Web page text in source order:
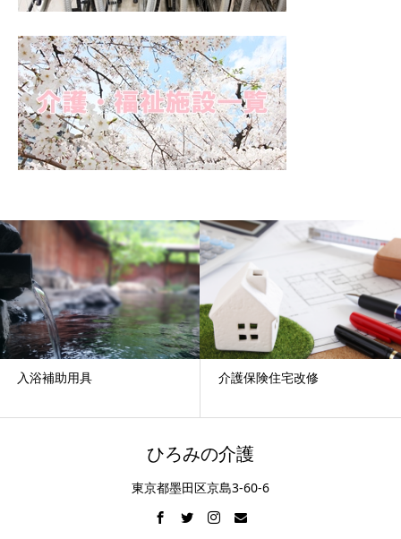
入浴補助用具 介護保険住宅改修
ひろみの介護
東京都墨田区京島3-60-6